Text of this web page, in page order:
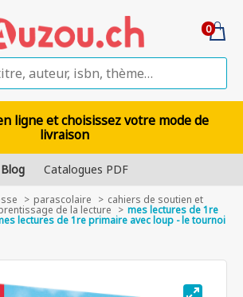
0
ligne et choisissez votre mode de
livraison
Blog Catalogues PDF
parascolaire cahiers de soutien et
de la lecture mes lectures de 1re
lectures de 1re primaire avec loup - le tournoi